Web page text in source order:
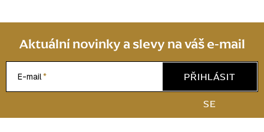
u
Aktuální novinky a slevy na váš e-mail
E-mail
PŘIHLÁSIT
SE